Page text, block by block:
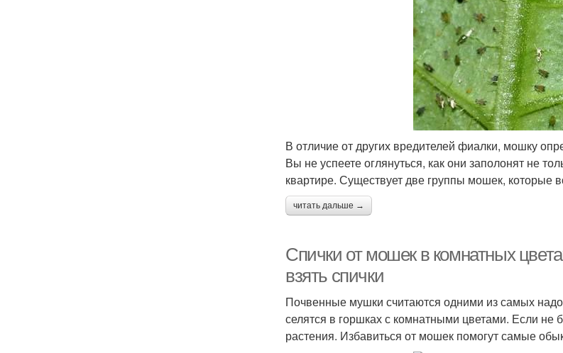
В отличие от других вредителей фиалки, мошку
Вы не успеете оглянуться, как они заполонят не
квартире. Существует две группы мошек, которые
читать дальше →
Спички от мошек в комнатных
взять спички
Почвенные мушки считаются одними из самых
селятся в горшках с комнатными цветами. Если
растения. Избавиться от мошек помогут самые